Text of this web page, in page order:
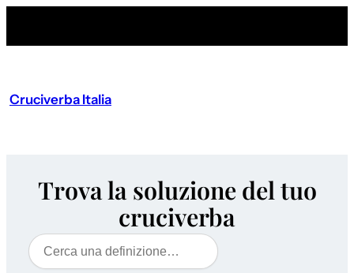
Cruciverba Italia
Trova la soluzione del tuo
cruciverba
Cerca